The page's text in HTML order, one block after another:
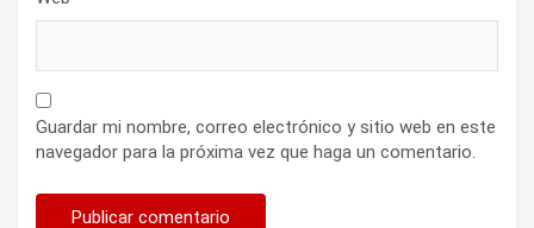
Guardar mi nombre, correo electrónico y sitio web en este
navegador para la próxima vez que haga un comentario.